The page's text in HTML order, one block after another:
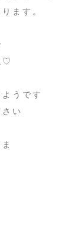
ます。
♡
うです
い